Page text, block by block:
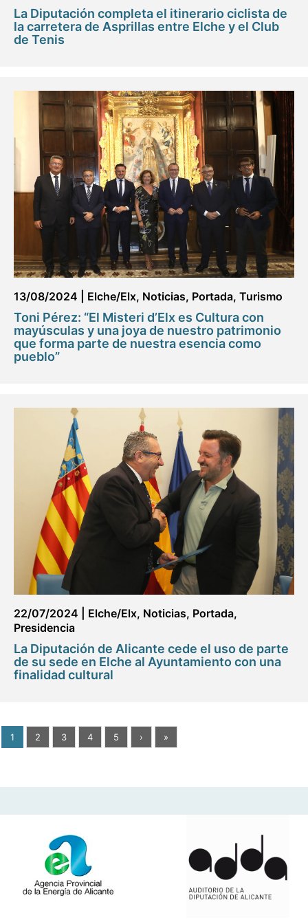
La Diputación completa el itinerario ciclista de
la carretera de Asprillas entre Elche y el Club
de Tenis
13/08/2024 Elche/Elx, Noticias, Portada, Turismo
Toni Pérez: “El Misteri d’Elx es Cultura con
mayúsculas y una joya de nuestro patrimonio
que forma parte de nuestra esencia como
pueblo”
22/07/2024 Elche/Elx, Noticias, Portada,
Presidencia
La Diputación de Alicante cede el uso de parte
de su sede en Elche al Ayuntamiento con una
finalidad cultural
1 2 3 4 5 › »